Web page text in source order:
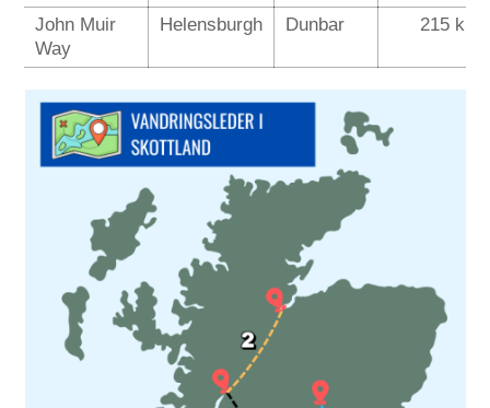
John Muir
Way
Helensburgh Dunbar 215 km